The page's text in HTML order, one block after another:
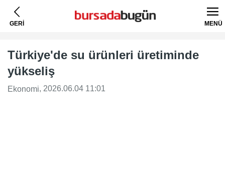
GERİ MENÜ
Türkiye'de su ürünleri üretiminde
yükseliş
Ekonomi, 2026.06.04 11:01